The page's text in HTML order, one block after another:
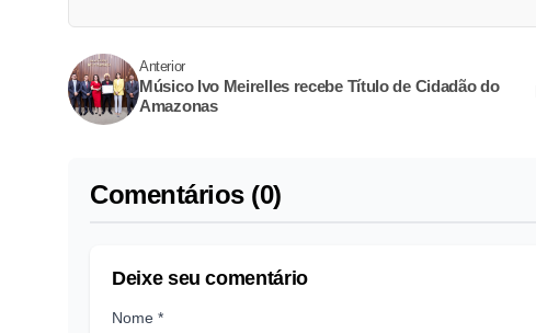
Anterior
Músico Ivo Meirelles recebe Título de Cidadão do
Amazonas
Comentários (0)
Deixe seu comentário
Nome *